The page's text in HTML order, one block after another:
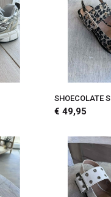
SHOECOLATE
€ 49,95